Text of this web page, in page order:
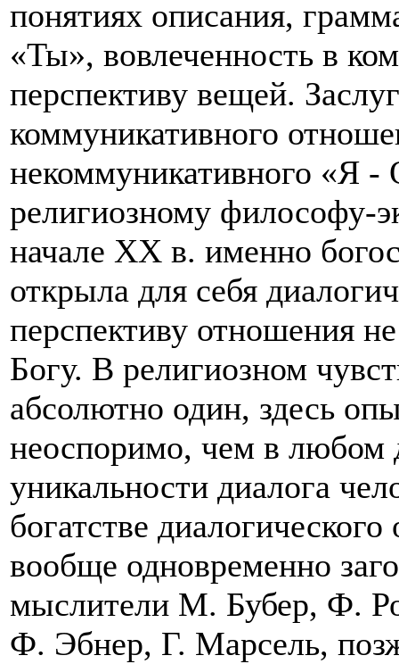
понятиях описания,
«Ты», вовлеченность в
перспективу вещей.
коммуникативного
некоммуникативного «Я
религиозному философу-
начале ХХ в. именно
открыла для себя
перспективу отношения
Богу. В религиозном
абсолютно один, здесь
неоспоримо, чем в любом
уникальности диалога
богатстве
вообще одновременно
мыслители М. Бубер, Ф.
Ф. Эбнер, Г. Марсель,